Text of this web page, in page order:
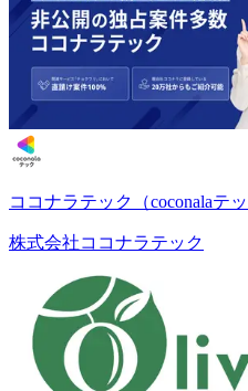
ココナラテック（coconalaテッ
株式会社ココナラテック